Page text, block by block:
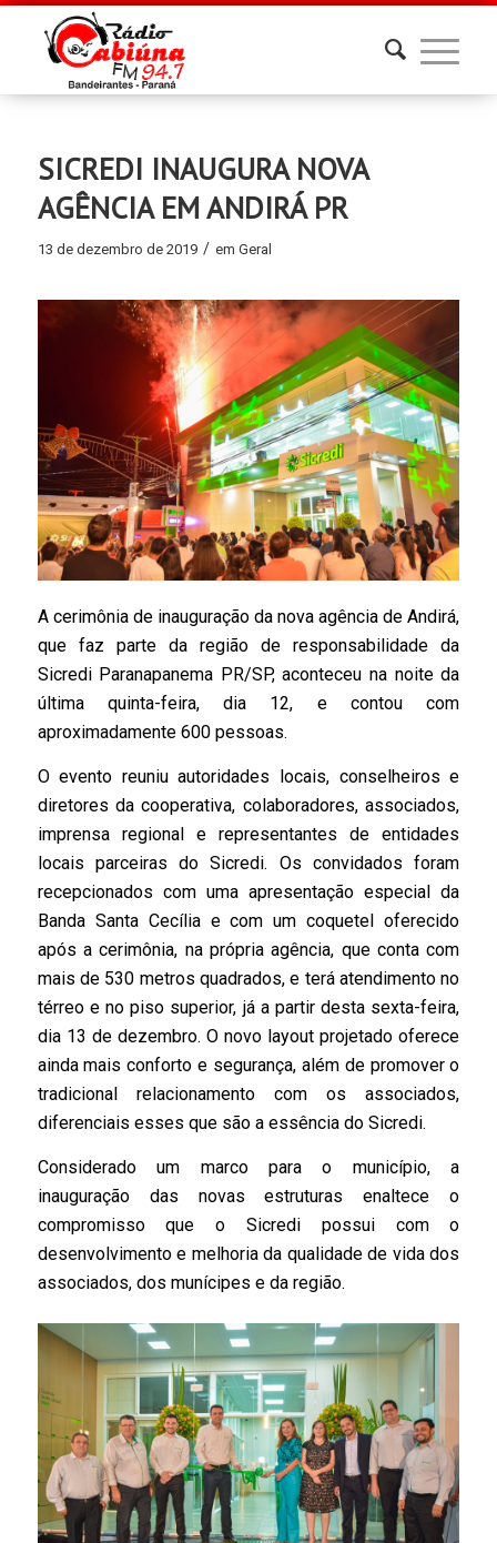
SICREDI INAUGURA NOVA
AGÊNCIA EM ANDIRÁ PR
13 de dezembro de 2019 / em Geral
A cerimônia de inauguração da nova agência de Andirá,
que faz parte da região de responsabilidade da
Sicredi Paranapanema PR/SP, aconteceu na noite da
última quinta-feira, dia 12, e contou com
aproximadamente 600 pessoas.
O evento reuniu autoridades locais, conselheiros e
diretores da cooperativa, colaboradores, associados,
imprensa regional e representantes de entidades
locais parceiras do Sicredi. Os convidados foram
recepcionados com uma apresentação especial da
Banda Santa Cecília e com um coquetel oferecido
após a cerimônia, na própria agência, que conta com
mais de 530 metros quadrados, e terá atendimento no
térreo e no piso superior, já a partir desta sexta-feira,
dia 13 de dezembro. O novo layout projetado oferece
ainda mais conforto e segurança, além de promover o
tradicional relacionamento com os associados,
diferenciais esses que são a essência do Sicredi.
Considerado um marco para o município, a
inauguração das novas estruturas enaltece o
compromisso que o Sicredi possui com o
desenvolvimento e melhoria da qualidade de vida dos
associados, dos munícipes e da região.